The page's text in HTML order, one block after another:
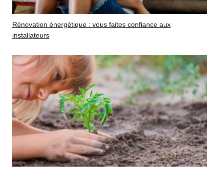
Rénovation énergétique : vous faites confiance aux
installateurs